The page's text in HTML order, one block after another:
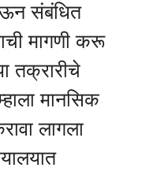
संबंधित
मागणी करू
तक्रारीचे
मानसिक
लागला